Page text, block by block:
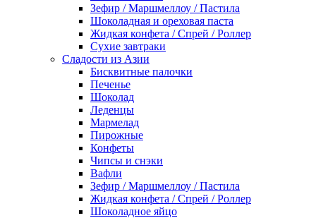
Зефир / Маршмеллоу / Пастила
Шоколадная и ореховая паста
Жидкая конфета / Спрей / Роллер
Сухие завтраки
Сладости из Азии
Бисквитные палочки
Печенье
Шоколад
Леденцы
Мармелад
Пирожные
Конфеты
Чипсы и снэки
Вафли
Зефир / Маршмеллоу / Пастила
Жидкая конфета / Спрей / Роллер
Шоколадное яйцо